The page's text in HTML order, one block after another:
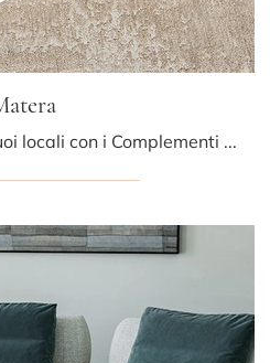
Desideri completare i tuoi locali con i Complementi Cattelan Italia? Ecco qui molteplici modelli di tavolini in ceramica come Matera.